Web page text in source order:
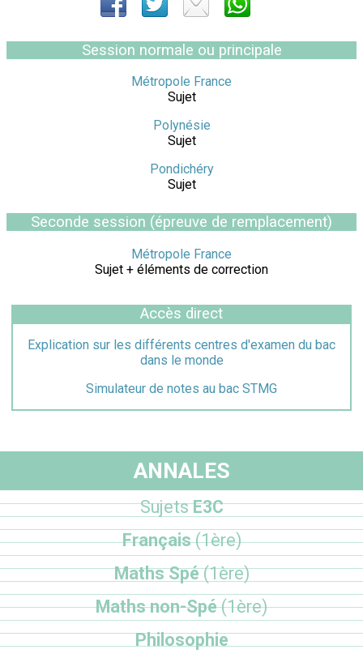
Session normale ou principale
Métropole France
Sujet
Polynésie
Sujet
Pondichéry
Sujet
Seconde session (épreuve de remplacement)
Métropole France
Sujet + éléments de correction
Accès direct
Explication sur les différents centres d'examen du bac
dans le monde
Simulateur de notes au bac STMG
ANNALES
SujetsE3C
Français(1ère)
Maths Spé(1ère)
Maths non-Spé(1ère)
Philosophie